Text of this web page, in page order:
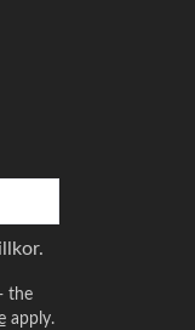
the
apply.